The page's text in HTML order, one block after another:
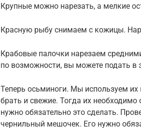
Крупные можно нарезать, а мелкие
Красную рыбу снимаем с кожицы.
Крабовые палочки нарезаем
по возможности, вы можете подать в
Теперь осьминоги. Мы используем
брать и свежие. Тогда их
нужно обязательно это сделать.
чернильный мешочек. Его нужно